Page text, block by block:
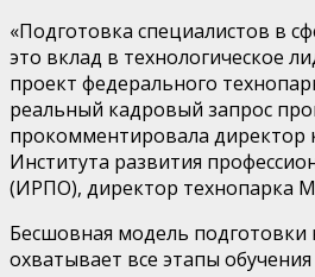
«Подготовка специалистов в
это вклад в технологическое
проект федерального
реальный кадровый запрос
прокомментировала директор
Института развития
(ИРПО), директор технопарка
Бесшовная модель подготовки
охватывает все этапы